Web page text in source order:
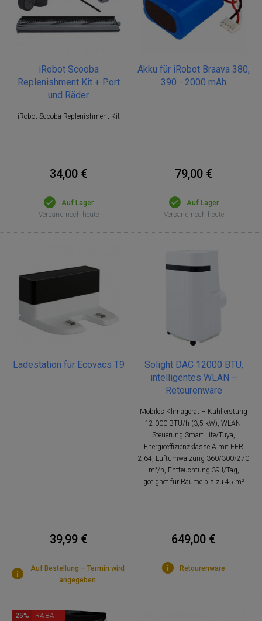
iRobot Scooba
Replenishment Kit + Port
und Räder
iRobot Scooba Replenishment Kit
34,00 €
Auf Lager
Versand noch heute
Akku für iRobot Braava 380,
390 - 2000 mAh
79,00 €
Auf Lager
Versand noch heute
Ladestation für Ecovacs T9
39,99 €
Auf Bestellung – Termin wird
angegeben
Solight DAC 12000 BTU,
intelligentes WLAN –
Retourenware
Mobiles Klimagerät – Kühlleistung
12.000 BTU/h (3,5 kW), WLAN-
Steuerung Smart Life/Tuya,
Energieeffizienzklasse A mit EER
2,64, Luftumwälzung 360/300/270
m³/h, Entfeuchtung 39 l/Tag,
geeignet für Räume bis zu 45 m²
649,00 €
Retourenware
25% RABATT